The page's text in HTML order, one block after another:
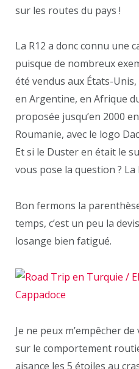
sur les routes du pays !
La R12 a donc connu une
puisque de nombreux
été vendus aux États-
en Argentine, en Afrique
proposée jusqu’en 2000
Roumanie, avec le logo
Et si le Duster en était le
vous pose la question ?
Bon fermons la
temps, c’est un peu la
losange bien fatigué.
Je ne peux m’empêcher
sur le comportement
aisance les 5 étoiles au